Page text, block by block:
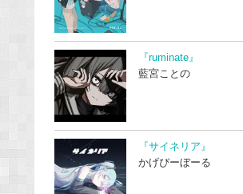
『ruminate』
藍宮ことの
『サイネリア』
かげぴーぼーる